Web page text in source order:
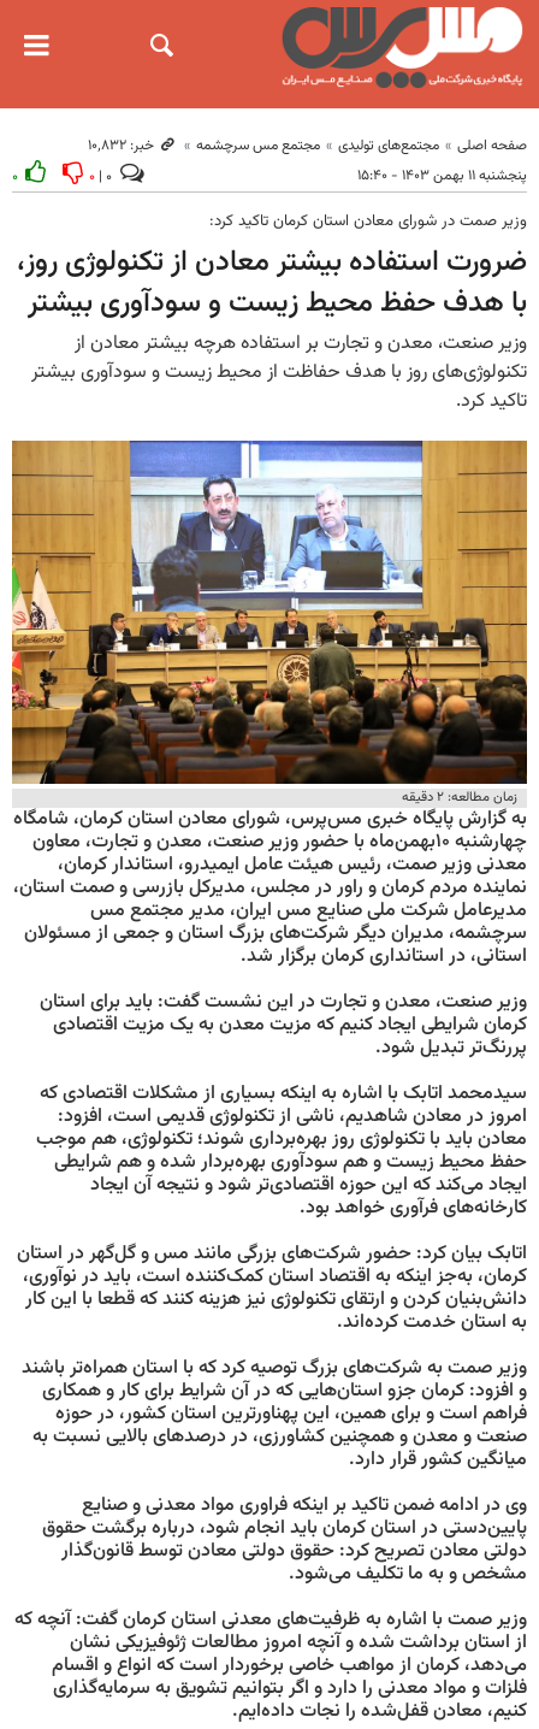
صفحه اصلی مجتمع‌های تولیدی مجتمع مس سرچشمه
خبر: ۱۰٬۸۳۲
پنجشنبه ۱۱ بهمن ۱۴۰۳ - ۱۵:۴۰
۰ ۰
وزیر صمت در شورای معادن استان کرمان تاکید کرد:
ضرورت استفاده بیشتر معادن از تکنولوژی روز،
با هدف حفظ محیط زیست و سودآوری بیشتر
زمان مطالعه: ۲ دقیقه
وزیر صنعت، معدن و تجارت بر استفاده هرچه بیشتر معادن از
تکنولوژی‌های روز با هدف حفاظت از محیط زیست و سودآوری بیشتر
تاکید کرد.
به گزارش پایگاه خبری مس‌پرس، شورای معادن استان کرمان، شامگاه
چهارشنبه ۱۰بهمن‌ماه با حضور وزیر صنعت، معدن و تجارت، معاون
معدنی وزیر صمت، رئیس هیئت عامل ایمیدرو، استاندار کرمان،
نماینده مردم کرمان و راور در مجلس، مدیرکل بازرسی و صمت استان،
مدیرعامل شرکت ملی صنایع مس ایران، مدیر مجتمع مس
سرچشمه، مدیران دیگر شرکت‌های بزرگ استان و جمعی از مسئولان
استانی، در استانداری کرمان برگزار شد.
وزیر صنعت، معدن و تجارت در این نشست گفت: باید برای استان
کرمان شرایطی ایجاد کنیم که مزیت معدن به یک مزیت اقتصادی
پررنگ‌تر تبدیل شود.
سیدمحمد اتابک با اشاره به اینکه بسیاری از مشکلات اقتصادی که
امروز در معادن شاهدیم، ناشی از تکنولوژی قدیمی است، افزود:
معادن باید با تکنولوژی روز بهره‌برداری شوند؛ تکنولوژی، هم موجب
حفظ محیط زیست و هم سودآوری بهره‌بردار شده و هم شرایطی
ایجاد می‌کند که این حوزه اقتصادی‌تر شود و نتیجه آن ایجاد
کارخانه‌های فرآوری خواهد بود.
اتابک بیان کرد: حضور شرکت‌های بزرگی مانند مس و گل‌گهر در استان
کرمان، به‌جز اینکه به اقتصاد استان کمک‌کننده است، باید در نوآوری،
دانش‌بنیان کردن و ارتقای تکنولوژی نیز هزینه کنند که قطعا با این کار
به استان خدمت کرده‌اند.
وزیر صمت به شرکت‌های بزرگ توصیه کرد که با استان همراه‌تر باشند
و افزود: کرمان جزو استان‌هایی که در آن شرایط برای کار و همکاری
فراهم است و برای همین، این پهناورترین استان کشور، در حوزه
صنعت و معدن و همچنین کشاورزی، در درصدهای بالایی نسبت به
میانگین کشور قرار دارد.
وی در ادامه ضمن تاکید بر اینکه فراوری مواد معدنی و صنایع
پایین‌دستی در استان کرمان باید انجام شود، درباره برگشت حقوق
دولتی معادن تصریح کرد: حقوق دولتی معادن توسط قانون‌گذار
مشخص و به ما تکلیف می‌شود.
وزیر صمت با اشاره به ظرفیت‌های معدنی استان کرمان گفت: آنچه که
از استان برداشت شده و آنچه امروز مطالعات ژئوفیزیکی نشان
می‌دهد، کرمان از مواهب خاصی برخوردار است که انواع و اقسام
فلزات و مواد معدنی را دارد و اگر بتوانیم تشویق به سرمایه‌گذاری
کنیم، معادن قفل‌شده را نجات داده‌ایم.